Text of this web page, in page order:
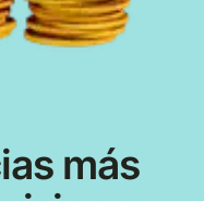
más